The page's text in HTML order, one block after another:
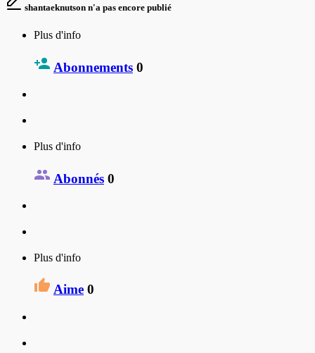
shantaeknutson n'a pas encore publié
Plus d'info
Abonnements 0
Plus d'info
Abonnés 0
Plus d'info
Aime 0